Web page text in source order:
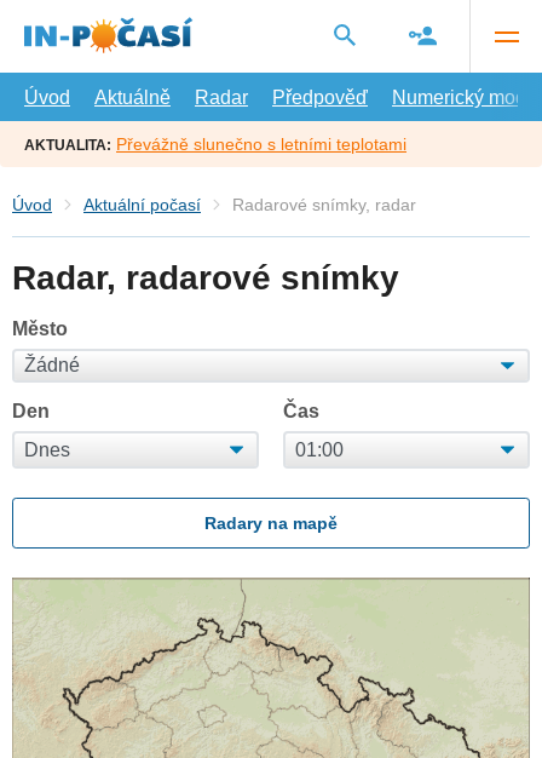
hlavní
Úvod
Aktuálně Radar Předpověď Numerický model
AKTUALITA: Převážně slunečno s letními teplotami
Úvod Aktuální počasí Radarové snímky, radar
Radar, radarové snímky
Město
Den Čas
Radary na mapě